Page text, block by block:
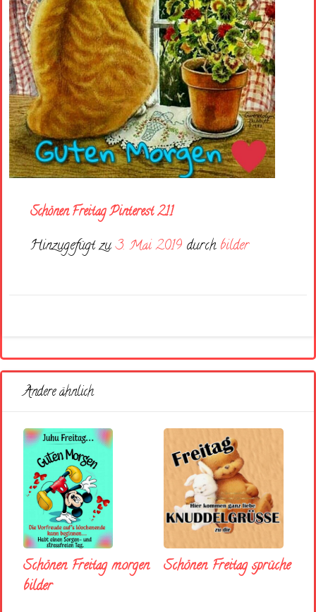
Schönen Freitag Pinterest 211
Hinzugefügt zu3. Mai 2019 durch bilder
Andere ähnlich
Schönen Freitag morgen
bilder
Schönen Freitag sprüche